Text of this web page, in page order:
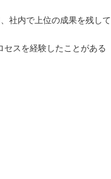
社内で上位の成果を残して
セスを経験したことがある